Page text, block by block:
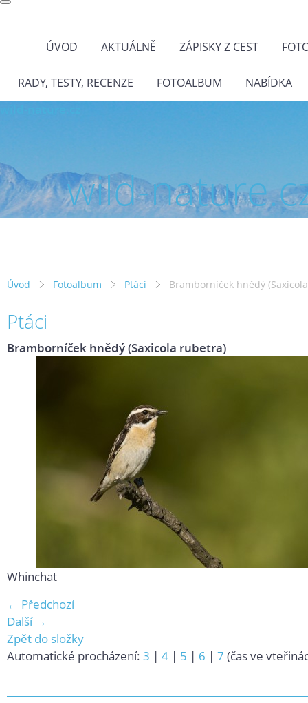
ÚVOD AKTUÁLNĚ ZÁPISKY Z CEST
RADY, TESTY, RECENZE FOTOALBUM NABÍDKA
wild-
Úvod Fotoalbum Ptáci Bramborníček hnědý
Ptáci
Bramborníček hnědý (Saxicola rubetra)
Whinchat
← Předchozí
Další →
Zpět do složky
Automatické procházení: 3 | 4 | 5 | 6 | 7 (čas ve